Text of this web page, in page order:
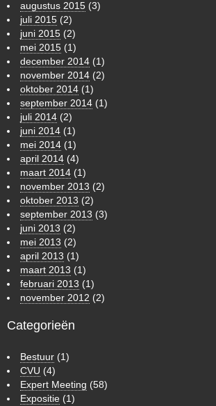
augustus 2015 (3)
juli 2015 (2)
juni 2015 (2)
mei 2015 (1)
december 2014 (1)
november 2014 (2)
oktober 2014 (1)
september 2014 (1)
juli 2014 (2)
juni 2014 (1)
mei 2014 (1)
april 2014 (4)
maart 2014 (1)
november 2013 (2)
oktober 2013 (2)
september 2013 (3)
juni 2013 (2)
mei 2013 (2)
april 2013 (1)
maart 2013 (1)
februari 2013 (1)
november 2012 (2)
Categorieën
Bestuur (1)
CVU (4)
Expert Meeting (58)
Expositie (1)